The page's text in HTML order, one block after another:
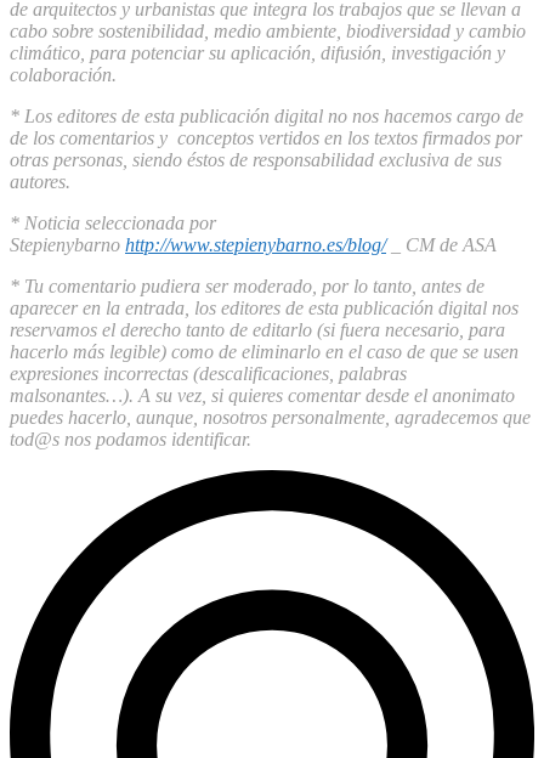
de arquitectos y urbanistas que integra los trabajos que se llevan a
cabo sobre sostenibilidad, medio ambiente, biodiversidad y cambio
climático, para potenciar su aplicación, difusión, investigación y
colaboración.
* Los editores de esta publicación digital no nos hacemos cargo de
de los comentarios y conceptos vertidos en los textos firmados por
otras personas, siendo éstos de responsabilidad exclusiva de sus
autores.
* Noticia seleccionada por
Stepienybarno http://www.stepienybarno.es/blog/_ CM de ASA
* Tu comentario pudiera ser moderado, por lo tanto, antes de
aparecer en la entrada, los editores de esta publicación digital nos
reservamos el derecho tanto de editarlo (si fuera necesario, para
hacerlo más legible) como de eliminarlo en el caso de que se usen
expresiones incorrectas (descalificaciones, palabras
malsonantes…). A su vez, si quieres comentar desde el anonimato
puedes hacerlo, aunque, nosotros personalmente, agradecemos que
tod@s nos podamos identificar.